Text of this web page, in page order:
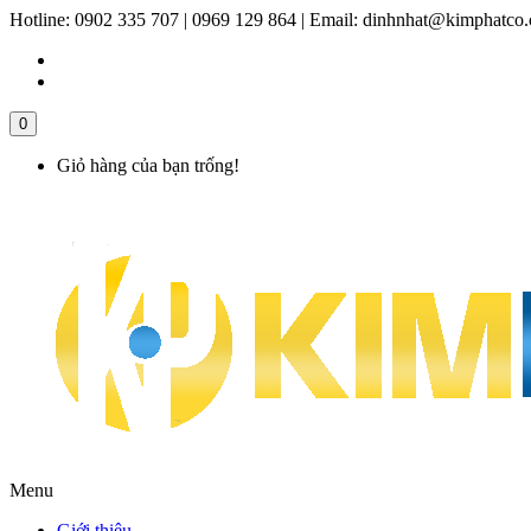
Hotline: 0902 335 707 | 0969 129 864 | Email:
0
Giỏ hàng của bạn trống!
Menu